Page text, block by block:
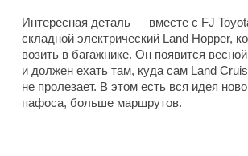
Интересная деталь — вместе с FJ
складной электрический Land Hopper,
возить в багажнике. Он появится
и должен ехать там, куда сам Land
не пролезает. В этом есть вся идея
пафоса, больше маршрутов.